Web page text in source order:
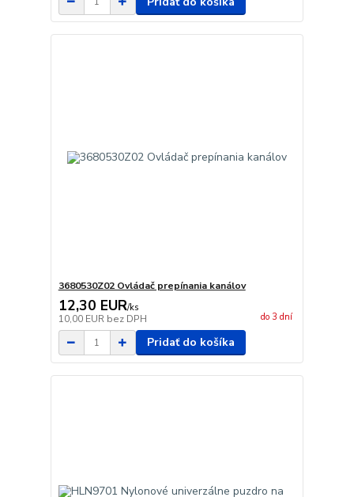
3680530Z02 Ovládač prepínania kanálov
12,30 EUR/ks
10,00 EUR bez DPH do 3 dní
Pridať do košíka